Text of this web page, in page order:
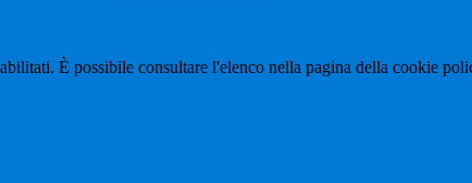
È possibile consultare l'elenco nella pagina della cookie